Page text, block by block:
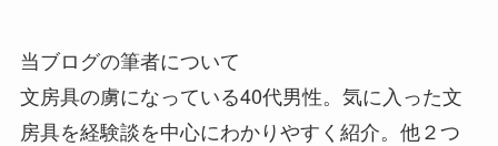
当ブログの筆者について
文房具の虜になっている40代男性。気に入った文
房具を経験談を中心にわかりやすく紹介。他２つ